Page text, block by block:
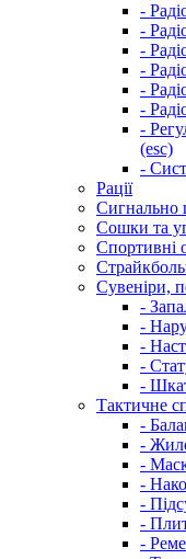
-
-
-
-
-
-
-
(esc)
-
Рації
Сигнально
Сошки та
Спортивні
Сувеніри,
-
-
-
-
-
Тактичне
-
-
-
-
-
-
-